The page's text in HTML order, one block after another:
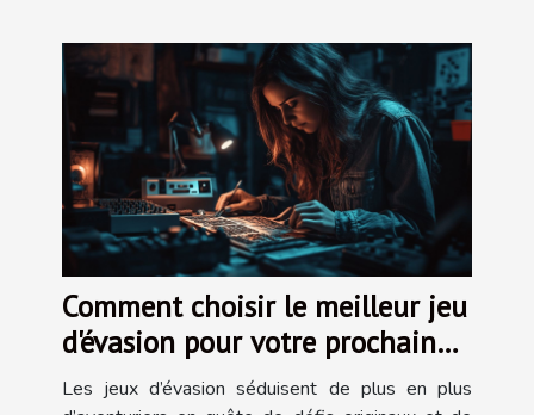
Comment choisir le meilleur jeu
d'évasion pour votre prochaine
aventure ?
Les jeux d’évasion séduisent de plus en plus